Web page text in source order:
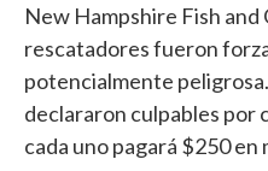
New Hampshire Fish and
rescatadores fueron
potencialmente
declararon culpables por
cada uno pagará $250 en